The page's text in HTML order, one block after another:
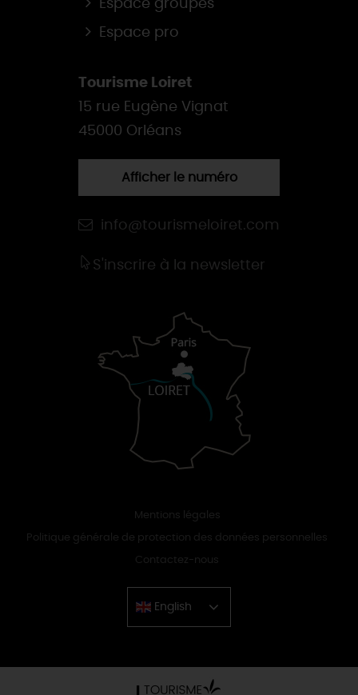
Espace groupes
Espace pro
Tourisme Loiret
15 rue Eugène Vignat
45000 Orléans
Afficher le numéro
info@tourismeloiret.com
S'inscrire à la newsletter
Mentions légales
Politique générale de protection des données personnelles
Contactez-nous
English
Chinese